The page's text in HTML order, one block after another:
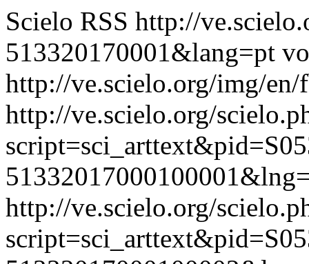
Scielo RSS http://
513320170001&lang=pt
http://ve.scielo.org/img/
http://ve.scielo.org/
http://ve.scielo.org/